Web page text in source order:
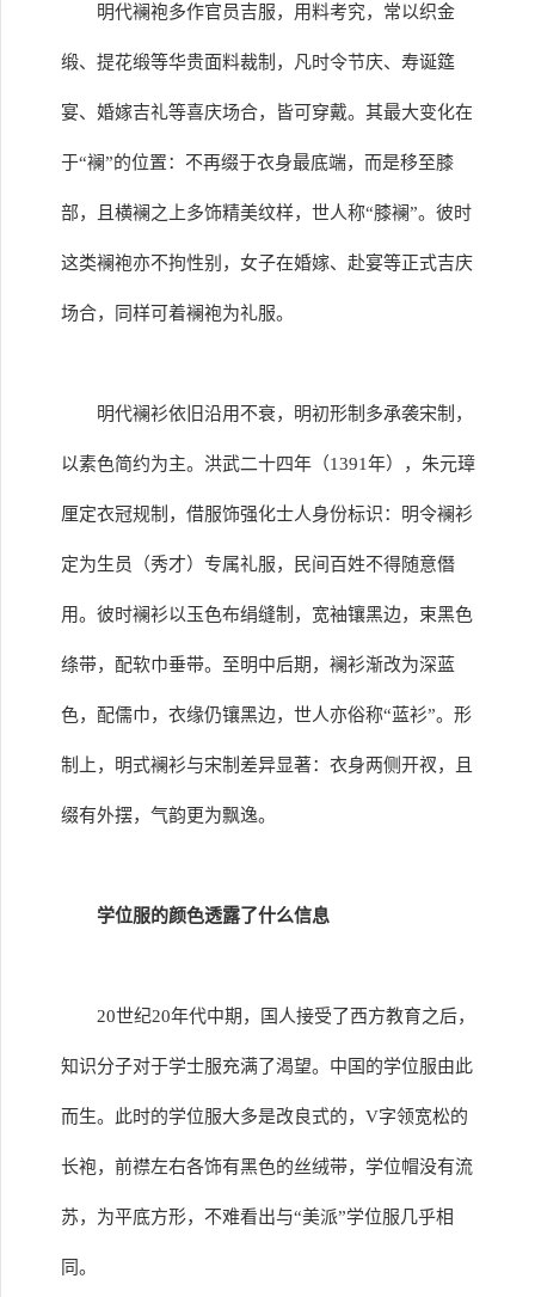
明代襕袍多作官员吉服，用料考究，常以织金
缎、提花缎等华贵面料裁制，凡时令节庆、寿诞筵
宴、婚嫁吉礼等喜庆场合，皆可穿戴。其最大变化在
于“襕”的位置：不再缀于衣身最底端，而是移至膝
部，且横襕之上多饰精美纹样，世人称“膝襕”。彼时
这类襕袍亦不拘性别，女子在婚嫁、赴宴等正式吉庆
场合，同样可着襕袍为礼服。
明代襕衫依旧沿用不衰，明初形制多承袭宋制，
以素色简约为主。洪武二十四年（1391年），朱元璋
厘定衣冠规制，借服饰强化士人身份标识：明令襕衫
定为生员（秀才）专属礼服，民间百姓不得随意僭
用。彼时襕衫以玉色布绢缝制，宽袖镶黑边，束黑色
绦带，配软巾垂带。至明中后期，襕衫渐改为深蓝
色，配儒巾，衣缘仍镶黑边，世人亦俗称“蓝衫”。形
制上，明式襕衫与宋制差异显著：衣身两侧开衩，且
缀有外摆，气韵更为飘逸。
学位服的颜色透露了什么信息
20世纪20年代中期，国人接受了西方教育之后，
知识分子对于学士服充满了渴望。中国的学位服由此
而生。此时的学位服大多是改良式的，V字领宽松的
长袍，前襟左右各饰有黑色的丝绒带，学位帽没有流
苏，为平底方形，不难看出与“美派”学位服几乎相
同。